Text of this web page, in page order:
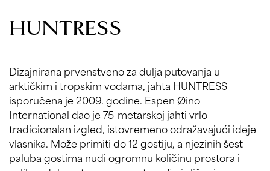
HUNTRESS
Dizajnirana prvenstveno za dulja putovanja u
arktičkim i tropskim vodama, jahta HUNTRESS
isporučena je 2009. godine. Espen Øino
International dao je 75-metarskoj jahti vrlo
tradicionalan izgled, istovremeno odražavajući ideje
vlasnika. Može primiti do 12 gostiju, a njezinih šest
paluba gostima nudi ogromnu količinu prostora i